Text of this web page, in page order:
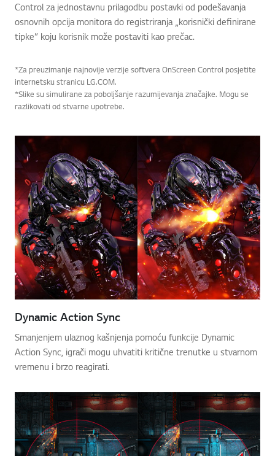
Control za jednostavnu prilagodbu postavki od podešavanja
osnovnih opcija monitora do registriranja „korisnički definirane
tipke” koju korisnik može postaviti kao prečac.
*Za preuzimanje najnovije verzije softvera OnScreen Control posjetite
internetsku stranicu LG.COM.
*Slike su simulirane za poboljšanje razumijevanja značajke. Mogu se
razlikovati od stvarne upotrebe.
Dynamic Action Sync
Smanjenjem ulaznog kašnjenja pomoću funkcije Dynamic
Action Sync, igrači mogu uhvatiti kritične trenutke u stvarnom
vremenu i brzo reagirati.